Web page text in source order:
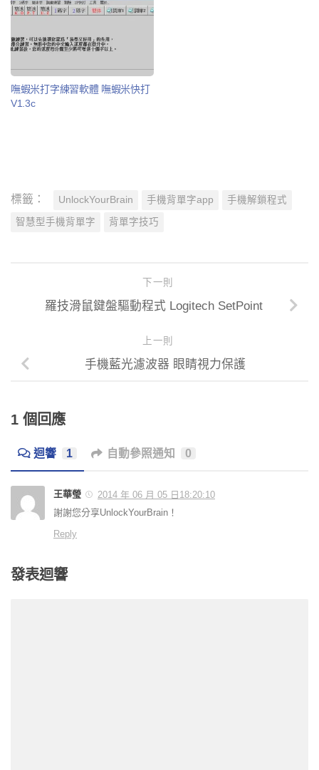
嘸蝦米打字練習軟體 嘸蝦米快打
V1.3c
標籤： UnlockYourBrain 手機背單字app 手機解鎖程式
智慧型手機背單字 背單字技巧
下一則
羅技滑鼠鍵盤驅動程式 Logitech SetPoint
上一則
手機藍光濾波器 眼睛視力保護
1 個回應
迴響 1 自動參照通知 0
王華瑩
2014 年 06 月 05 日18:20:10
謝謝您分享UnlockYourBrain！
Reply
發表迴響